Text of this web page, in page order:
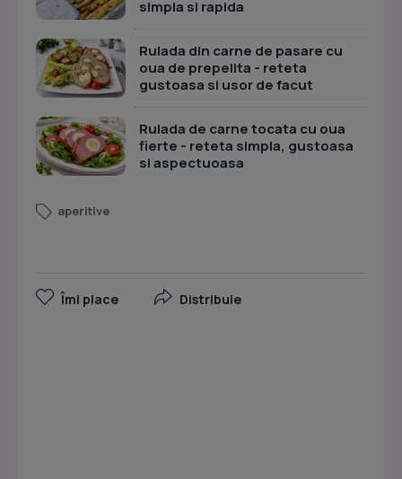
simpla si rapida
Rulada din carne de pasare cu
oua de prepelita - reteta
gustoasa si usor de facut
Rulada de carne tocata cu oua
fierte - reteta simpla, gustoasa
si aspectuoasa
aperitive
Îmi place Distribuie